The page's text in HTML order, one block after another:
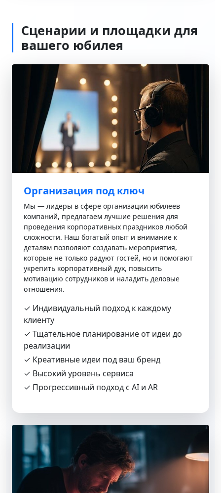
Сценарии и площадки для
вашего юбилея
Организация под ключ
Мы — лидеры в сфере организации юбилеев
компаний, предлагаем лучшие решения для
проведения корпоративных праздников любой
сложности. Наш богатый опыт и внимание к
деталям позволяют создавать мероприятия,
которые не только радуют гостей, но и помогают
укрепить корпоративный дух, повысить
мотивацию сотрудников и наладить деловые
отношения.
✓ Индивидуальный подход к каждому
клиенту
✓ Тщательное планирование от идеи до
реализации
✓ Креативные идеи под ваш бренд
✓ Высокий уровень сервиса
✓ Прогрессивный подход с AI и AR